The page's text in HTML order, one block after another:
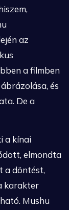
az
a filmben
és
De a
a kínai
elmondta
a döntést,
karakter
Mushu